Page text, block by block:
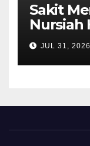
Sakit
Nursiah
Terakhir
JUL 31, 2026